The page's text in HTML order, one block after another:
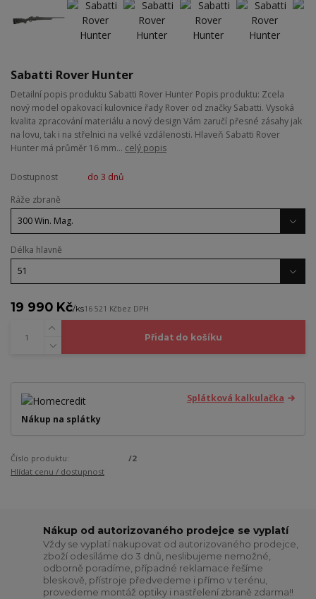
Sabatti Rover Hunter
Detailní popis produktu Sabatti Rover Hunter Popis produktu: Zcela
nový model opakovací kulovnice řady Rover od značky Sabatti. Vysoká
kvalita zpracování materiálu a nový design Vám zaručí přesné zásahy jak
na lovu, tak i na střelnici na velké vzdálenosti. Hlaveň Sabatti Rover
Hunter má průměr 16 mm... celý popis
Dostupnost
do 3 dnů
Ráže zbraně
Délka hlavně
19 990 Kč/ks16 521 Kčbez DPH
Přidat do košíku
Splátková kalkulačka
Nákup na splátky
Číslo produktu:
/2
Hlídat cenu / dostupnost
Nákup od autorizovaného prodejce se vyplatí
Vždy se vyplatí nakupovat od autorizovaného prodejce,
zboží odesíláme do 3 dnů, neslibujeme nemožné,
odborně poradíme, případné reklamace řešíme
bleskově, přístroje předvedeme i přímo v terénu,
provedeme montáž optiky i nastřelení zbraně zdarma!!